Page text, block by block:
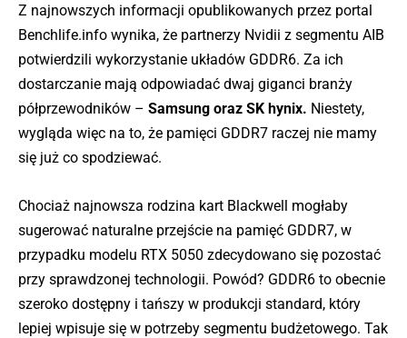
Z najnowszych informacji opublikowanych przez portal
Benchlife.info wynika, że partnerzy Nvidii z segmentu AIB
potwierdzili wykorzystanie układów GDDR6. Za ich
dostarczanie mają odpowiadać dwaj giganci branży
półprzewodników – Samsung oraz SK hynix. Niestety,
wygląda więc na to, że pamięci GDDR7 raczej nie mamy
się już co spodziewać.
Chociaż najnowsza rodzina kart Blackwell mogłaby
sugerować naturalne przejście na pamięć GDDR7, w
przypadku modelu RTX 5050 zdecydowano się pozostać
przy sprawdzonej technologii. Powód? GDDR6 to obecnie
szeroko dostępny i tańszy w produkcji standard, który
lepiej wpisuje się w potrzeby segmentu budżetowego. Tak